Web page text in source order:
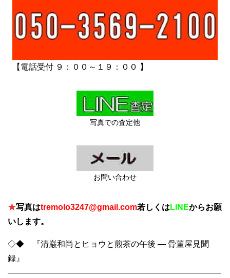
【電話受付 ９：００～１９：００ 】
写真での査定他
お問い合わせ
★写真はtremolo3247@gmail.com若しくはLINEからお願
いします。
◇◆ 『清巌和尚とヒョウと煎茶の午後 ― 骨董屋見聞
録』
――――――――――――――――――――――――――